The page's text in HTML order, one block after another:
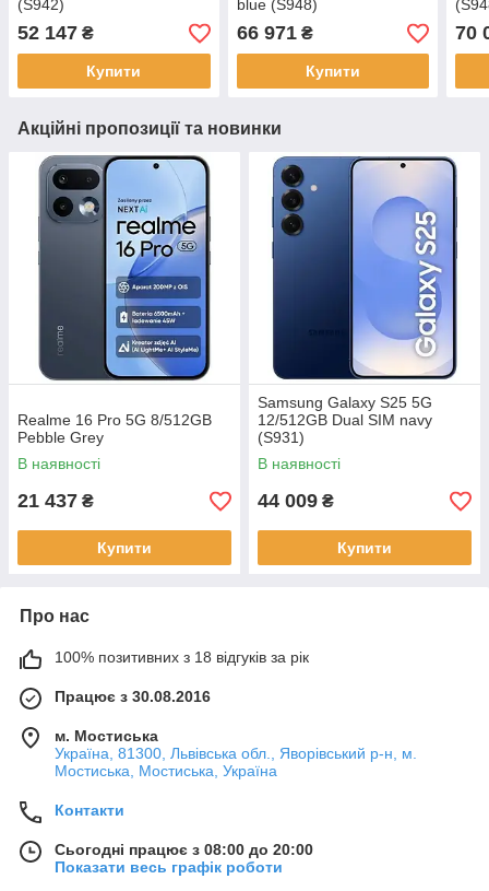
(S942)
52 147 ₴
Купити
blue (S948)
66 971₴
Купити
70
Акційні пропозиції та новинки
Realme 16 Pro 5G 8/512GB
Pebble Grey
В наявності
21 437 ₴
Купити
Samsung Galaxy S25 5G
12/512GB Dual SIM navy
(S931)
В наявності
44 009 ₴
Купити
Про нас
100% позитивних з 18 відгуків за рік
Працює з 30.08.2016
м. Мостиська
Україна, 81300, Львівська обл., Яворівський р-н, м.
Мостиська, Мостиська, Україна
Контакти
Сьогодні працює з 08:00 до 20:00
Показати весь графік роботи